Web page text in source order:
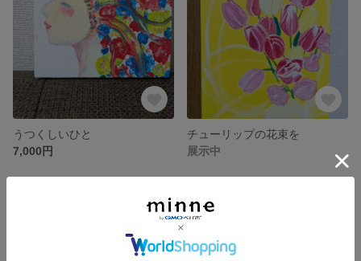
うつくしいひと
7,000円
チューリップの花束を
展示中
残り1点